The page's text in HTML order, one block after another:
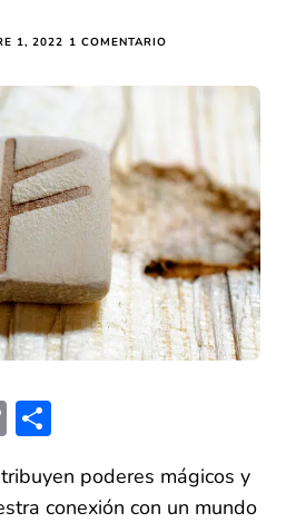
1, 2022 1 COMENTARIO
DEL
DINERO,
ABUNDANCIA
Y
PROSPERIDAD
Copy
poderes mágicos y
conexión con un mundo